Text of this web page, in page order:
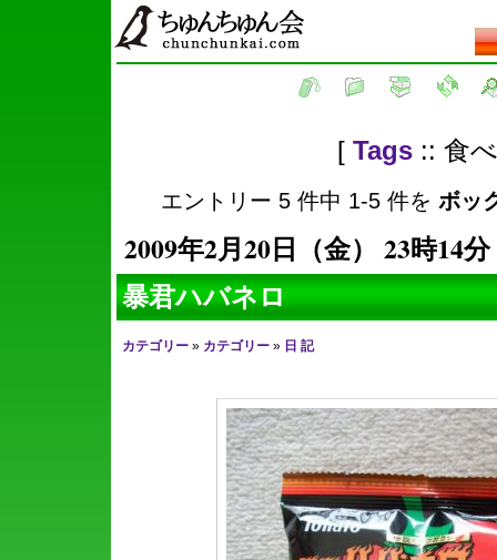
[Tags :: 食
エントリー 5 件中 1-5 件を ボッ
2009年2月20日（金） 23時14分
暴君ハバネロ
カテゴリー » カテゴリー » 日 記